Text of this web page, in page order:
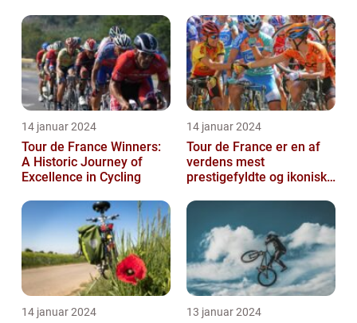
14 januar 2024
Tour de France Winners:
A Historic Journey of
Excellence in Cycling
14 januar 2024
Tour de France er en af
verdens mest
prestigefyldte og ikoniske
millioner a...
14 januar 2024 13 januar 2024